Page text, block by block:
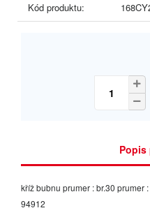
Kód produktu:
Popis
kříž bubnu prumer : br.30 prumer
94912